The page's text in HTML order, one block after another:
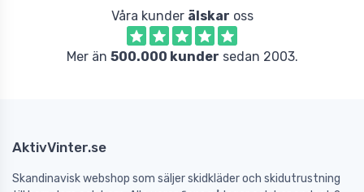
Våra kunder älskar oss
Mer än 500.000 kunder sedan 2003.
AktivVinter.se
Skandinavisk webshop som säljer skidkläder och skidutrustning